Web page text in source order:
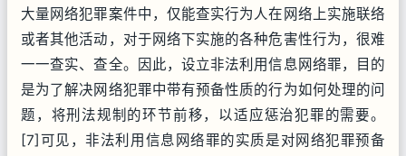
大量网络犯罪案件中，仅能查实行为人在网络上实施联络
或者其他活动，对于网络下实施的各种危害性行为，很难
一一查实、查全。因此，设立非法利用信息网络罪，目的
是为了解决网络犯罪中带有预备性质的行为如何处理的问
题，将刑法规制的环节前移，以适应惩治犯罪的需要。
[7]可见，非法利用信息网络罪的实质是对网络犯罪预备